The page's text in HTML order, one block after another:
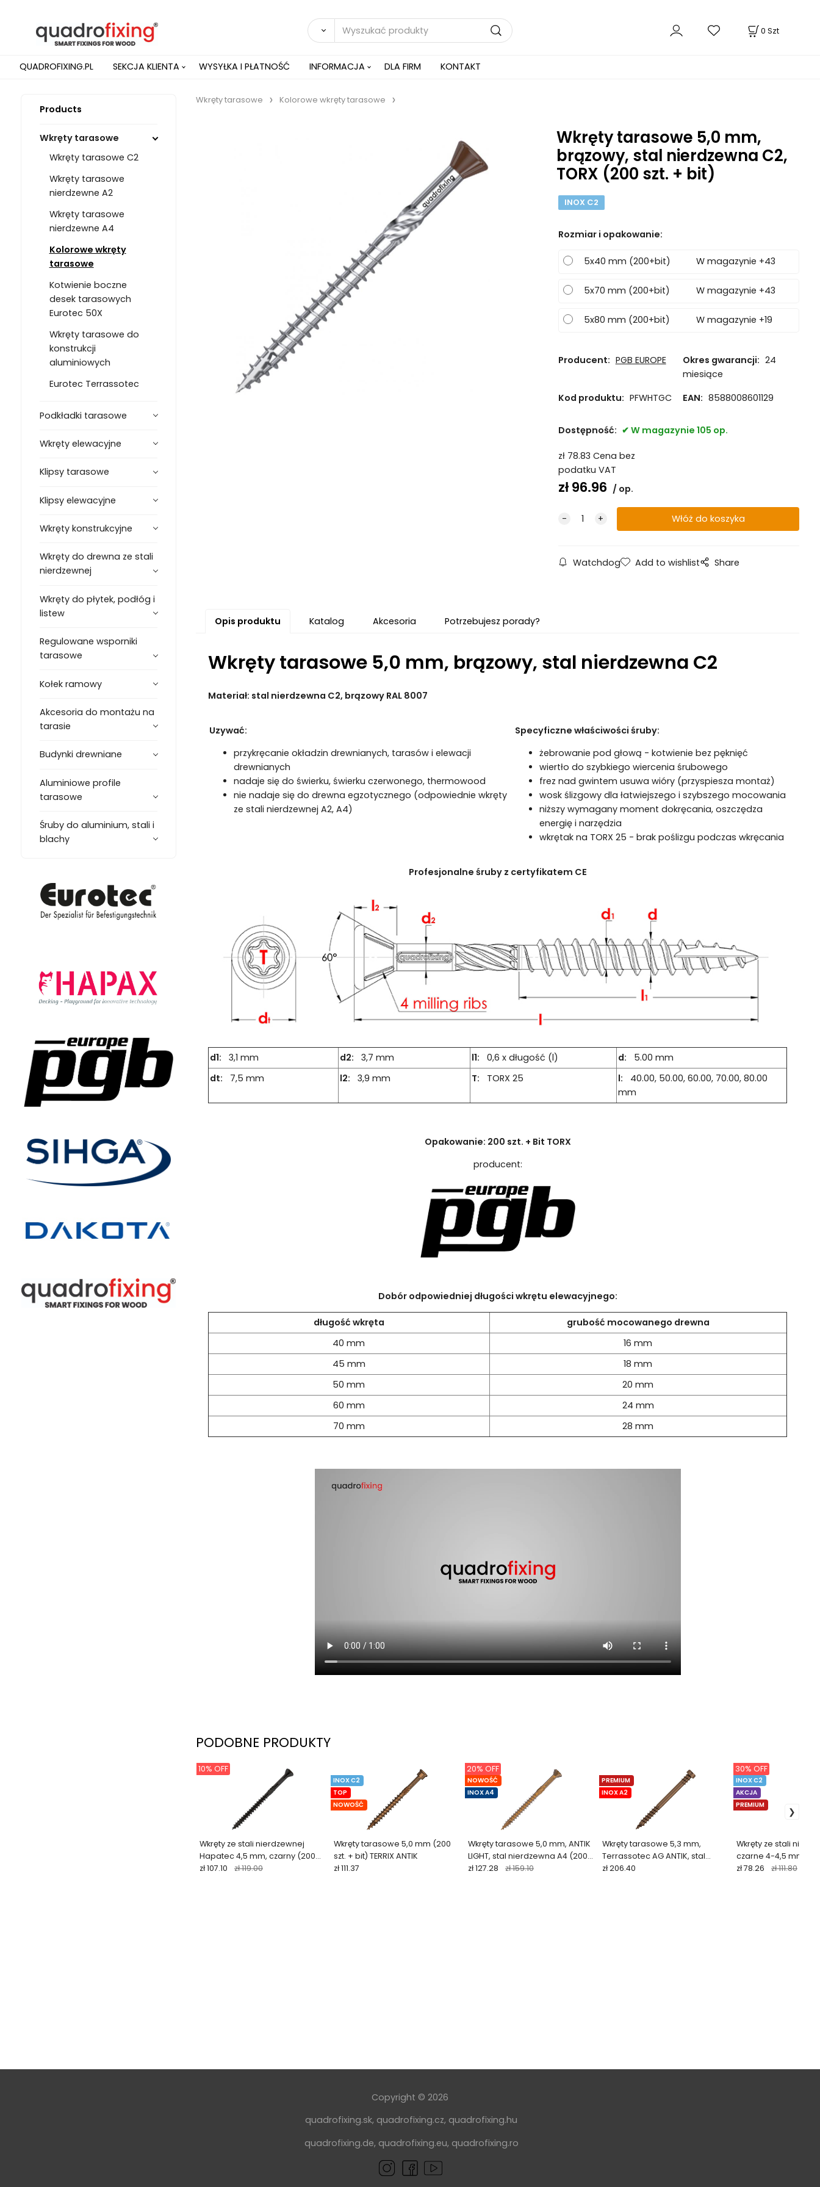
0 Szt
QUADROFIXING.PL SEKCJA KLIENTA WYSYŁKA I PŁATNOŚĆ INFORMACJA DLA FIRM KONTAKT
Products
Wkręty tarasowe
Wkręty tarasowe C2
Wkręty tarasowe
nierdzewne A2
Wkręty tarasowe
nierdzewne A4
Kolorowe wkręty
tarasowe
Kotwienie boczne
desek tarasowych
Eurotec 50X
Wkręty tarasowe do
konstrukcji
aluminiowych
Eurotec Terrassotec
Podkładki tarasowe
Wkręty elewacyjne
Klipsy tarasowe
Klipsy elewacyjne
Wkręty konstrukcyjne
Wkręty do drewna ze stali
nierdzewnej
Wkręty do płytek, podłóg i
listew
Regulowane wsporniki
tarasowe
Kołek ramowy
Akcesoria do montażu na
tarasie
Budynki drewniane
Aluminiowe profile
tarasowe
Śruby do aluminium, stali i
blachy
Wkręty tarasowe Kolorowe wkręty tarasowe
Wkręty tarasowe 5,0 mm,
brązowy, stal nierdzewna C2,
TORX (200 szt. + bit)
INOX C2
Rozmiar i opakowanie:
5x40 mm (200+bit) W magazynie +43
5x70 mm (200+bit) W magazynie +43
5x80 mm (200+bit) W magazynie +19
Producent: PGB EUROPE Okres gwarancji: 24
miesiące
Kod produktu: PFWHTGC EAN: 8588008601129
Dostępność: W magazynie 105 op.
zł 78.83 Cena bez
podatku VAT
zł96.96 op.
Watchdog Add to wishlist Share
Opis produktu Katalog Akcesoria Potrzebujesz porady?
Wkręty tarasowe 5,0 mm, brązowy, stal nierdzewna C2
Materiał: stal nierdzewna C2, brązowy RAL 8007
Uzywać:
przykręcanie okładzin drewnianych, tarasów i elewacji
drewnianych
nadaje się do świerku, świerku czerwonego, thermowood
nie nadaje się do drewna egzotycznego (odpowiednie wkręty
ze stali nierdzewnej A2, A4)
Specyficzne właściwości śruby:
żebrowanie pod głową - kotwienie bez pęknięć
wiertło do szybkiego wiercenia śrubowego
frez nad gwintem usuwa wióry (przyspiesza montaż)
wosk ślizgowy dla łatwiejszego i szybszego mocowania
niższy wymagany moment dokręcania, oszczędza
energię i narzędzia
wkrętak na TORX 25 - brak poślizgu podczas wkręcania
Profesjonalne śruby z certyfikatem CE
d1: 3,1 mm d2: 3,7 mm l1: 0,6 x długość (l) d: 5.00 mm
dt: 7,5 mm l2: 3,9 mm T: TORX 25 l: 40.00, 50.00, 60.00, 70.00, 80.00
mm
Opakowanie: 200 szt. + Bit TORX
producent:
Dobór odpowiedniej długości wkrętu elewacyjnego:
długość wkręta
grubość mocowanego drewna
40 mm
16 mm
45 mm
18 mm
50 mm
20 mm
60 mm
24 mm
70 mm
28 mm
PODOBNE PRODUKTY
Wkręty ze stali nierdzewnej
Hapatec 4,5 mm, czarny (200
szt.)
10% OFF
zł 107.10 zł 119.00
Wkręty tarasowe 5,0 mm (200
szt. + bit) TERRIX ANTIK
INOX C2
TOP
NOWOŚĆ
zł 111.37
Wkręty tarasowe 5,0 mm, ANTIK
LIGHT, stal nierdzewna A4 (200
szt.)
NOWOŚĆ
INOX A4
20% OFF
zł 127.28 zł 159.10
Wkręty tarasowe 5,3 mm,
Terrassotec AG ANTIK, stal
nierdzewna A2 (250 szt.)
PREMIUM
INOX A2
zł 206.40
Wkręty ze stali
czarne 4-4,5 mm
INOX C2
AKCJA
PREMIUM
30% OFF
zł 78.26 zł 111.80
Copyright © 2026
quadrofixing.sk, quadrofixing.cz, quadrofixing.hu
quadrofixing.de, quadrofixing.eu, quadrofixing.ro